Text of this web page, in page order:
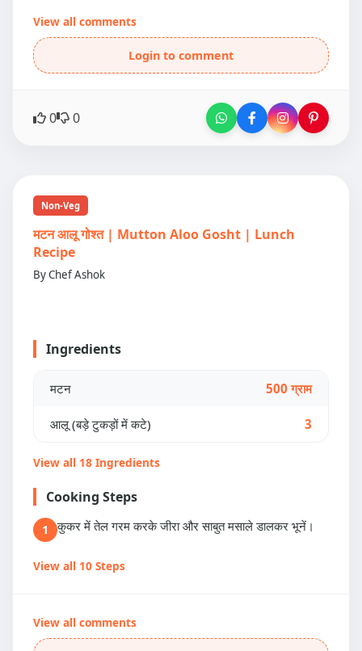
View all comments
Login to comment
0 0
Non-Veg
मटन आलू गोश्त | Mutton Aloo Gosht | Lunch
Recipe
By Chef Ashok
Ingredients
मटन 500 ग्राम
आलू (बड़े टुकड़ों में कटे) 3
View all 18 Ingredients
Cooking Steps
1 कुकर में तेल गरम करके जीरा और साबुत मसाले डालकर भूनें।
View all 10 Steps
View all comments